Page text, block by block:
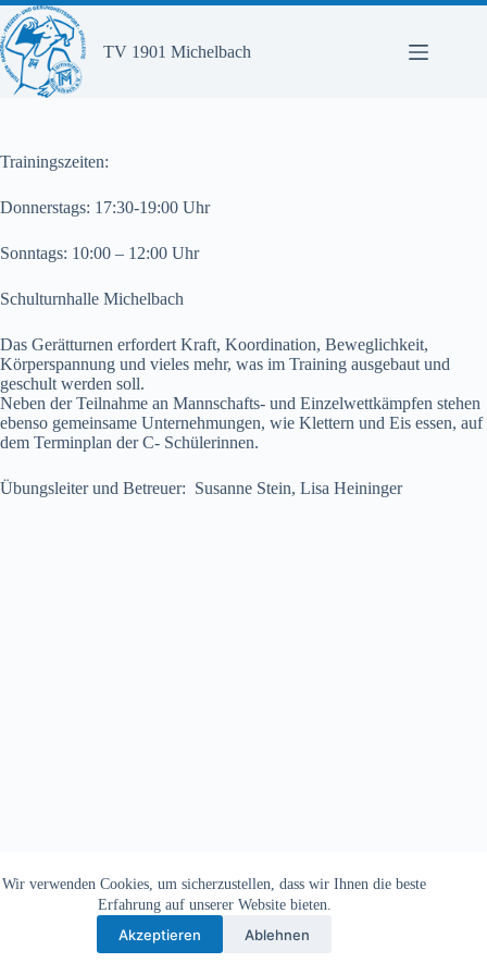
Zum
Inhalt
springen
Wir verwenden Cookies, um sicherzustellen, dass wir Ihnen die beste
Erfahrung auf unserer Website bieten.
Akzeptieren Ablehnen
TV 1901 Michelbach
Trainingszeiten:
Donnerstags: 17:30-19:00 Uhr
Sonntags: 10:00 – 12:00 Uhr
Schulturnhalle Michelbach
Das Gerätturnen erfordert Kraft, Koordination, Beweglichkeit,
Körperspannung und vieles mehr, was im Training ausgebaut und
geschult werden soll.
Neben der Teilnahme an Mannschafts- und Einzelwettkämpfen stehen
ebenso gemeinsame Unternehmungen, wie Klettern und Eis essen, auf
dem Terminplan der C- Schülerinnen.
Übungsleiter und Betreuer: Susanne Stein, Lisa Heininger
Copyright © 2026 - TV Michelbach 1901 e.V.